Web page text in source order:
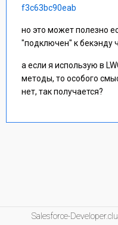
f3c63bc90eab
но это может полезно
"подключен" к бекэнду
а если я использую в
методы, то особого
нет, так получается?
Salesforce-